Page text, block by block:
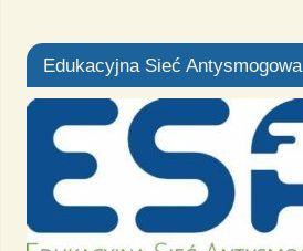
Edukacyjna Sieć Antysmogowa